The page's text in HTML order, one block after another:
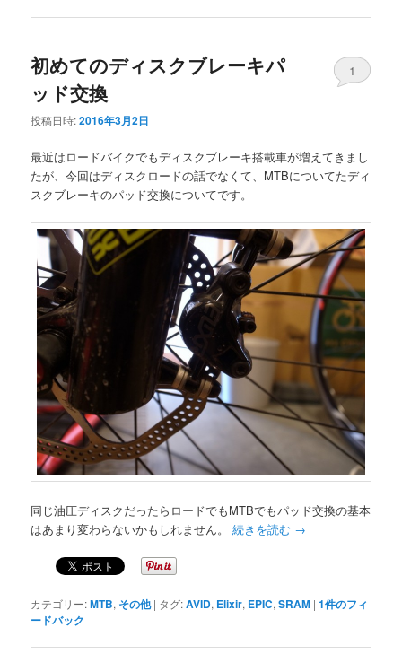
初めてのディスクブレーキパ
ッド交換
投稿日時:2016年3月2日
1
最近はロードバイクでもディスクブレーキ搭載車が増えてきまし
たが、今回はディスクロードの話でなくて、MTBについてたディ
スクブレーキのパッド交換についてです。
同じ油圧ディスクだったらロードでもMTBでもパッド交換の基本
はあまり変わらないかもしれません。続きを読む →
カテゴリー:MTB, その他 | タグ:AVID, Elixir, EPIC,SRAM |1件のフィ
ードバック